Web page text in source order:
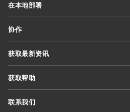
在本地部署
工作区
连接器
桌面应用程序
移动应用程序
协作
针对博主
职位空缺
获取最新资讯
获取帮助
联系我们